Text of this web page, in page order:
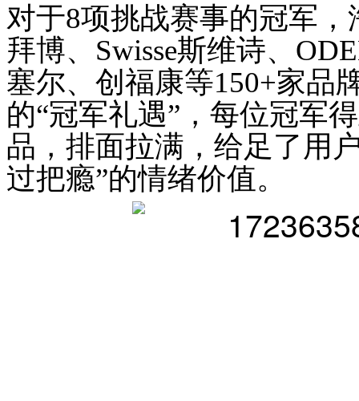
对于8项挑战赛事的冠军，
拜博、Swisse斯维诗、
塞尔、创福康等150+家品
的“冠军礼遇” ，每位冠军
品，排面拉满， 给足了用
过把瘾”的情绪价值。